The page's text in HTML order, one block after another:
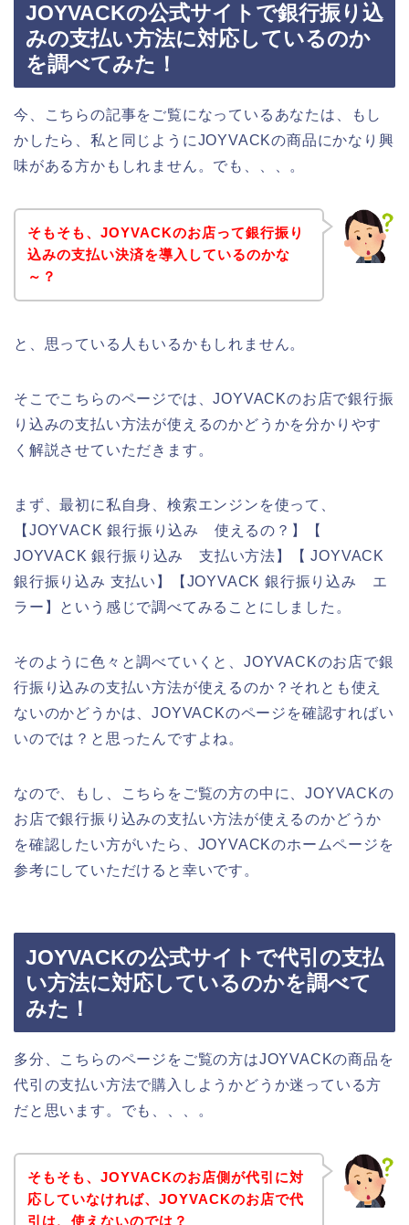
JOYVACKの公式サイトで銀行振り込
みの支払い方法に対応しているのか
を調べてみた！
今、こちらの記事をご覧になっているあなたは、もし
かしたら、私と同じようにJOYVACKの商品にかなり興
味がある方かもしれません。でも、、、。
そもそも、JOYVACKのお店って銀行振り
込みの支払い決済を導入しているのかな
～？
と、思っている人もいるかもしれません。
そこでこちらのページでは、JOYVACKのお店で銀行振
り込みの支払い方法が使えるのかどうかを分かりやす
く解説させていただきます。
まず、最初に私自身、検索エンジンを使って、
【JOYVACK 銀行振り込み 使えるの？】【
JOYVACK 銀行振り込み 支払い方法】【 JOYVACK
銀行振り込み 支払い】【JOYVACK 銀行振り込み エ
ラー】という感じで調べてみることにしました。
そのように色々と調べていくと、JOYVACKのお店で銀
行振り込みの支払い方法が使えるのか？それとも使え
ないのかどうかは、JOYVACKのページを確認すればい
いのでは？と思ったんですよね。
なので、もし、こちらをご覧の方の中に、JOYVACKの
お店で銀行振り込みの支払い方法が使えるのかどうか
を確認したい方がいたら、JOYVACKのホームページを
参考にしていただけると幸いです。
JOYVACKの公式サイトで代引の支払
い方法に対応しているのかを調べて
みた！
多分、こちらのページをご覧の方はJOYVACKの商品を
代引の支払い方法で購入しようかどうか迷っている方
だと思います。でも、、、。
そもそも、JOYVACKのお店側が代引に対
応していなければ、JOYVACKのお店で代
引は、使えないのでは？